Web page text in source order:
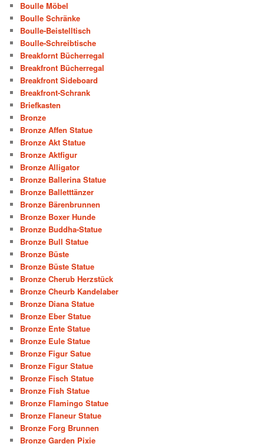
Boulle Möbel
Boulle Schränke
Boulle-Beistelltisch
Boulle-Schreibtische
Breakfornt Bücherregal
Breakfront Bücherregal
Breakfront Sideboard
Breakfront-Schrank
Briefkasten
Bronze
Bronze Affen Statue
Bronze Akt Statue
Bronze Aktfigur
Bronze Alligator
Bronze Ballerina Statue
Bronze Balletttänzer
Bronze Bärenbrunnen
Bronze Boxer Hunde
Bronze Buddha-Statue
Bronze Bull Statue
Bronze Büste
Bronze Büste Statue
Bronze Cherub Herzstück
Bronze Cheurb Kandelaber
Bronze Diana Statue
Bronze Eber Statue
Bronze Ente Statue
Bronze Eule Statue
Bronze Figur Satue
Bronze Figur Statue
Bronze Fisch Statue
Bronze Fish Statue
Bronze Flamingo Statue
Bronze Flaneur Statue
Bronze Forg Brunnen
Bronze Garden Pixie